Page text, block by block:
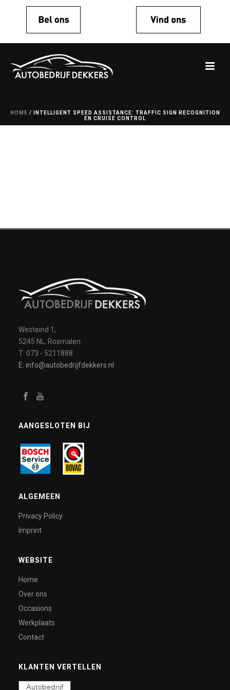
HOME /
INTELLIGENT SPEED ASSISTANCE: TRAFFIC SIGN RECOGNITION
EN CRUISE CONTROL
Westeind 1,
5245 NL, Rosmalen
T: 073 - 5211888
E: info@autobedrijfdekkers.nl
AANGESLOTEN BIJ
ALGEMEEN
Privacy Policy
Imprint
WEBSITE
Home
Over ons
Occasions
Werkplaats
Contact
KLANTEN VERTELLEN
Autobedrijf